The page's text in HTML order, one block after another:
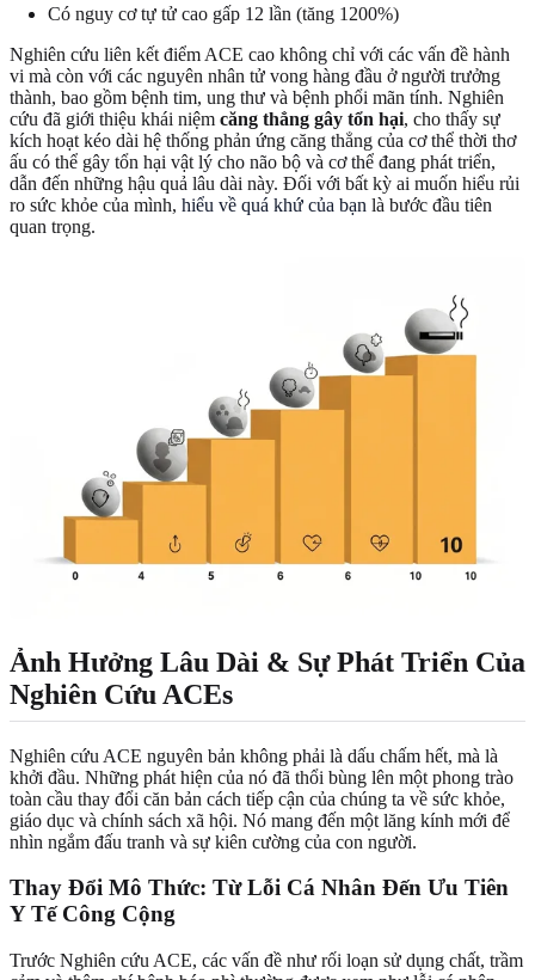
Có nguy cơ tự tử cao gấp 12 lần (tăng 1200%)
Nghiên cứu liên kết điểm ACE cao không chỉ với các vấn đề hành
vi mà còn với các nguyên nhân tử vong hàng đầu ở người trưởng
thành, bao gồm bệnh tim, ung thư và bệnh phổi mãn tính. Nghiên
cứu đã giới thiệu khái niệm căng thẳng gây tổn hại, cho thấy sự
kích hoạt kéo dài hệ thống phản ứng căng thẳng của cơ thể thời thơ
ấu có thể gây tổn hại vật lý cho não bộ và cơ thể đang phát triển,
dẫn đến những hậu quả lâu dài này. Đối với bất kỳ ai muốn hiểu rủi
ro sức khỏe của mình, hiểu về quá khứ của bạn là bước đầu tiên
quan trọng.
Ảnh Hưởng Lâu Dài & Sự Phát Triển Của
Nghiên Cứu ACEs
Nghiên cứu ACE nguyên bản không phải là dấu chấm hết, mà là
khởi đầu. Những phát hiện của nó đã thổi bùng lên một phong trào
toàn cầu thay đổi căn bản cách tiếp cận của chúng ta về sức khỏe,
giáo dục và chính sách xã hội. Nó mang đến một lăng kính mới để
nhìn ngắm đấu tranh và sự kiên cường của con người.
Thay Đổi Mô Thức: Từ Lỗi Cá Nhân Đến Ưu Tiên
Y Tế Công Cộng
Trước Nghiên cứu ACE, các vấn đề như rối loạn sử dụng chất, trầm